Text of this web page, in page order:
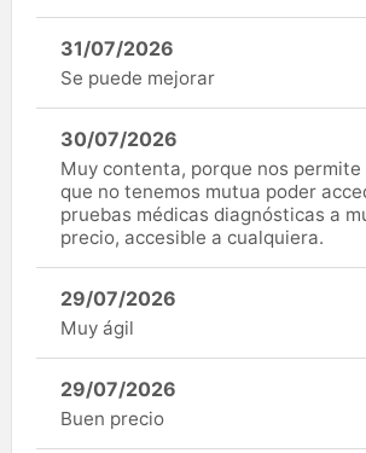
31/07/2026
Se puede mejorar
30/07/2026
Muy contenta, porque nos permite
que no tenemos mutua poder
pruebas médicas diagnósticas a
precio, accesible a cualquiera.
29/07/2026
Muy ágil
29/07/2026
Buen precio